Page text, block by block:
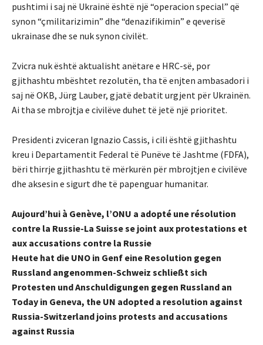
pushtimi i saj në Ukrainë është një “operacion special” që
synon “çmilitarizimin” dhe “denazifikimin” e qeverisë
ukrainase dhe se nuk synon civilët.
Zvicra nuk është aktualisht anëtare e HRC-së, por
gjithashtu mbështet rezolutën, tha të enjten ambasadori i
saj në OKB, Jürg Lauber, gjatë debatit urgjent për Ukrainën.
Ai tha se mbrojtja e civilëve duhet të jetë një prioritet.
Presidenti zviceran Ignazio Cassis, i cili është gjithashtu
kreu i Departamentit Federal të Punëve të Jashtme (FDFA),
bëri thirrje gjithashtu të mërkurën për mbrojtjen e civilëve
dhe aksesin e sigurt dhe të papenguar humanitar.
Aujourd’hui à Genève, l’ONU a adopté une résolution
contre la Russie-La Suisse se joint aux protestations et
aux accusations contre la Russie
Heute hat die UNO in Genf eine Resolution gegen
Russland angenommen-Schweiz schließt sich
Protesten und Anschuldigungen gegen Russland an
Today in Geneva, the UN adopted a resolution against
Russia-Switzerland joins protests and accusations
against Russia